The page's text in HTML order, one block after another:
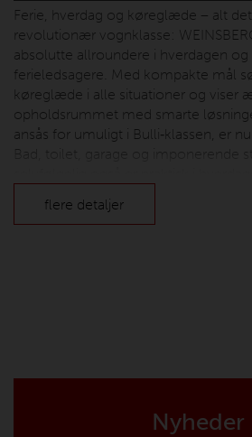
Ferie, hverdag og køreglæde – alt det
revolutionær vognklasse:
absolutte allroundere i hverdagen
ferieledsagere. Med kompakte mål
køreglæde i alle situationer og viser
opholdsrummet med smarte
ansås for umuligt i Bulli‐klassen, er
Bad, toilet, garage og imponerende
udstyret med - Opvejning 3500 kg -
Vonsild Camping er en hyggelig
startet i 1964, med salg af tilbehør
flere detaljer
Nyheder